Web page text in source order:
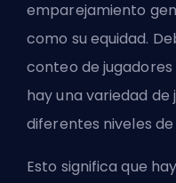
emparejamiento
como su equidad.
conteo de
hay una variedad
diferentes niveles de
Esto significa que